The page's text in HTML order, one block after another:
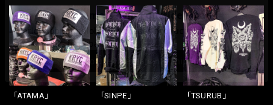
「ATAMA」
「SINPE」
「TSURUB」